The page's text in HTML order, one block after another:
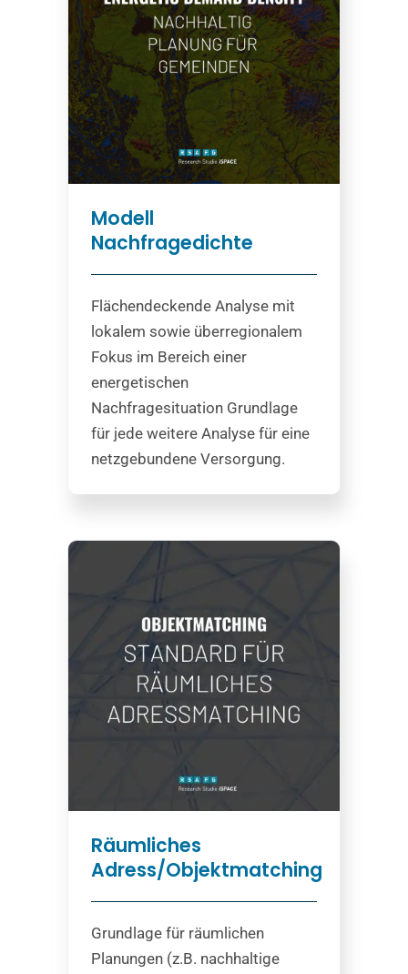
Modell
Nachfragedichte
Flächendeckende Analyse mit
lokalem sowie überregionalem
Fokus im Bereich einer
energetischen
Nachfragesituation Grundlage
für jede weitere Analyse für eine
netzgebundene Versorgung.
Räumliches
Adress/Objektmatching
Grundlage für räumlichen
Planungen (z.B. nachhaltige